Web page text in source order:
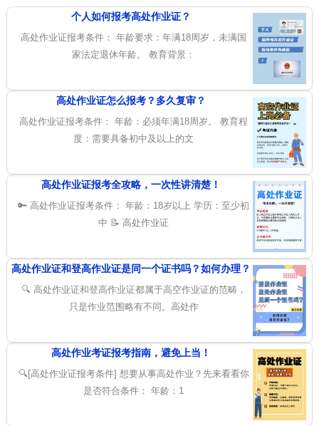
个人如何报考高处作业证？
高处作业证报考条件： 年龄要求：年满18周岁，未满国
家法定退休年龄。 教育背景：
高处作业证怎么报考？多久复审？
高处作业证报考条件： 年龄：必须年满18周岁。 教育程
度：需要具备初中及以上的文
高处作业证报考全攻略，一次性讲清楚！
🔑 高处作业证报考条件： 年龄：18岁以上 学历：至少初
中 📝 高处作业证
高处作业证和登高作业证是同一个证书吗？如何办理？
🔍 高处作业证和登高作业证都属于高空作业证的范畴，
只是作业范围略有不同。高处作
高处作业考证报考指南，避免上当！
🔍[高处作业证报考条件] 想要从事高处作业？先来看看你
是否符合条件： 年龄：1